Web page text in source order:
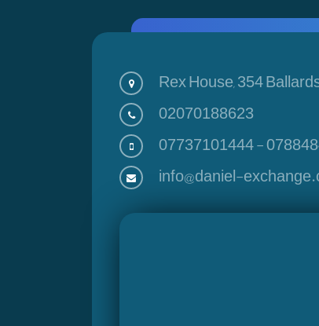
Rex House, 354
02070188623
07737101444-
info@daniel-